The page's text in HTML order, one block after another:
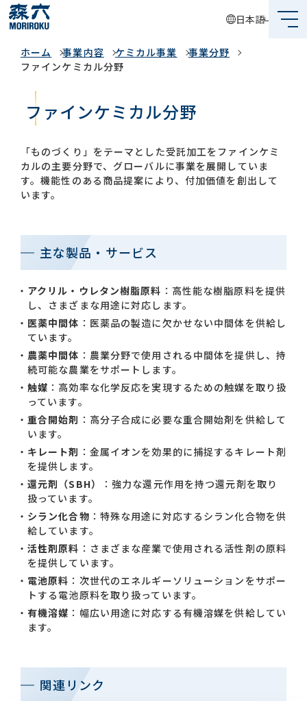
日本語
森六って何？
企業情報
事業内容
サステナビリティ
投資家情報
グローバルネットワーク
お問い合わせ一覧
おすすめキーワード
#会社概要
#グローバルネットワーク
#ダイバーシティ＆インクルージョン
#統合報告書
ホーム 事業内容 ケミカル事業
事業分野
ファインケミカル分野
ファインケミカル分野
「ものづくり」をテーマとした受託加工をファインケミ
カルの主要分野で、グローバルに事業を展開していま
す。機能性のある商品提案により、付加価値を創出して
います。
主な製品・サービス
アクリル・ウレタン樹脂原料 ：高性能な樹脂原料を提供
し、さまざまな用途に対応します。
医薬中間体 ：医薬品の製造に欠かせない中間体を供給し
ています。
農薬中間体 ：農業分野で使用される中間体を提供し、持
続可能な農業をサポートします。
触媒 ：高効率な化学反応を実現するための触媒を取り扱
っています。
重合開始剤 ：高分子合成に必要な重合開始剤を供給して
います。
キレート剤 ：金属イオンを効果的に捕捉するキレート剤
を提供します。
還元剤（SBH）
：強力な還元作用を持つ還元剤を取り
扱っています。
シラン化合物 ：特殊な用途に対応するシラン化合物を供
給しています。
活性剤原料 ：さまざまな産業で使用される活性剤の原料
を提供しています。
電池原料 ：次世代のエネルギーソリューションをサポー
トする電池原料を取り扱っています。
有機溶媒 ：幅広い用途に対応する有機溶媒を供給してい
ます。
関連リンク